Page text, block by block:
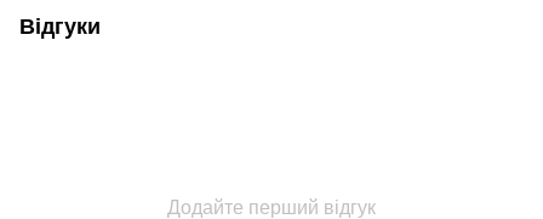
Відгуки
Додайте перший відгук